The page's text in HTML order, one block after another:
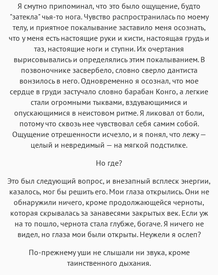
Я смутно припоминал, что это было ощущение, будто
"затекла" чья-то нога. Чувство распространилась по моему
телу, и приятное покалывание заставило меня осознать,
что у меня есть настоящие руки и кисти, настоящая грудь и
таз, настоящие ноги и ступни. Их очертания
вырисовывались и определялись этим покалыванием. В
позвоночнике засвербело, словно сверло дантиста
вонзилось в него. Одновременно я осознал, что мое
сердце в груди застучало словно барабан Конго, а легкие
стали огромными тыквами, вздувающимися и
опускающимися в неистовом ритме. Я ликовал от боли,
потому что сквозь нее чувствовал себя самим собой.
Ощущение отрешенности исчезло, и я понял, что лежу —
целый и невредимый — на мягкой подстилке.
Но где?
Это был следующий вопрос, и внезапный всплеск энергии,
казалось, мог бы решить его. Мои глаза открылись. Они не
обнаружили ничего, кроме продолжающейся черноты,
которая скрывалась за занавесями закрытых век. Если уж
на то пошло, чернота стала глубже, богаче. Я ничего не
видел, но глаза мои были открыты. Неужели я ослеп?
По-прежнему уши не слышали ни звука, кроме
таинственного дыхания.